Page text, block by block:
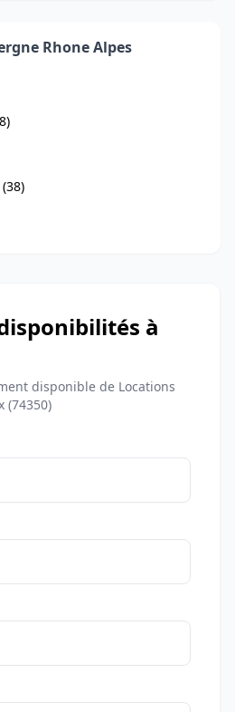
Rhone Alpes
à
disponible de Locations
(74350)